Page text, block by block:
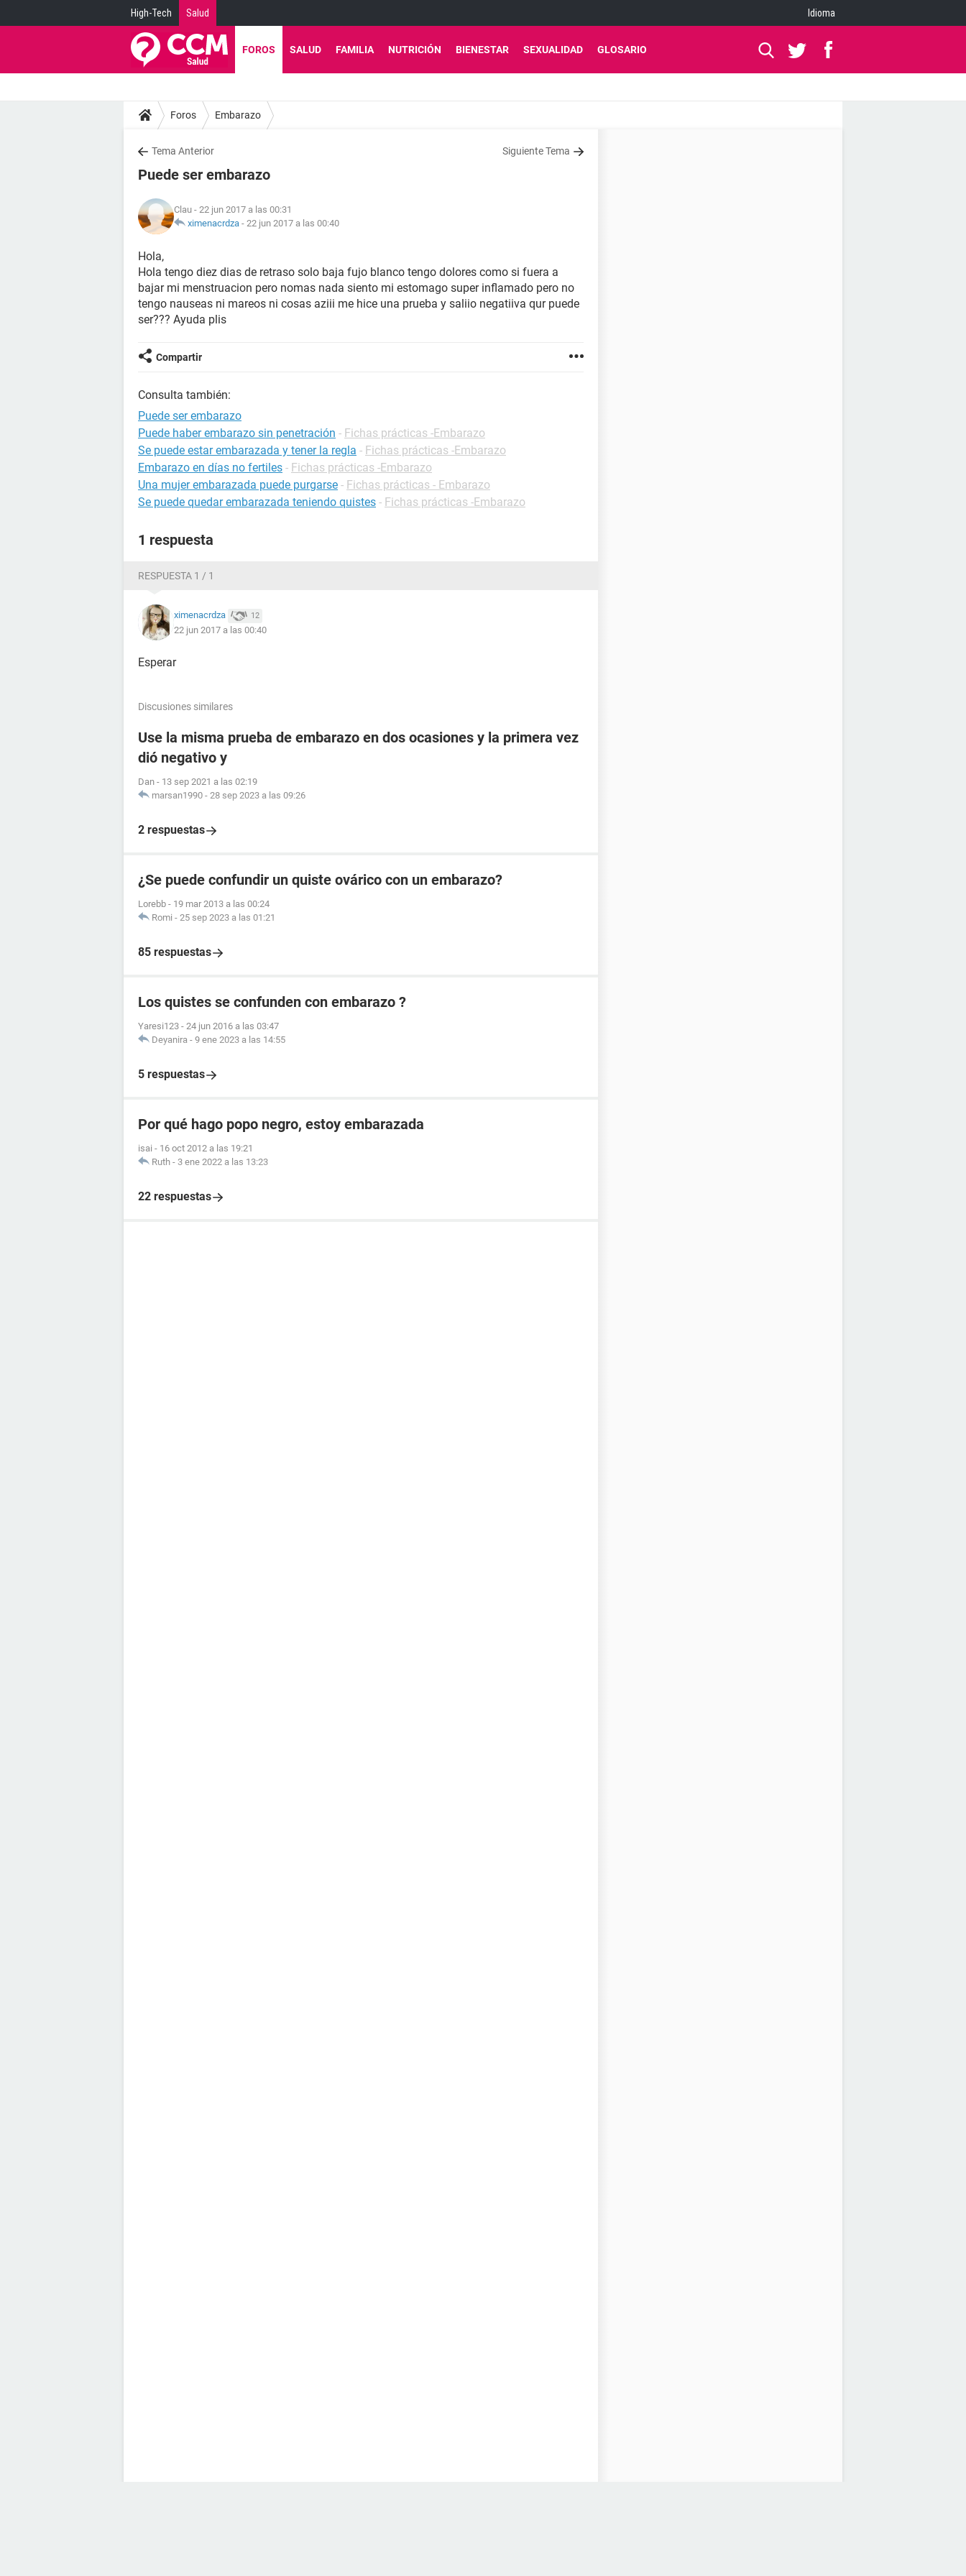
High-Tech Salud Idioma
FOROS SALUD FAMILIA NUTRICIÓN BIENESTAR SEXUALIDAD GLOSARIO
Foros Embarazo
Tema Anterior Siguiente Tema
Puede ser embarazo
Clau - 22 jun 2017 a las 00:31
ximenacrdza - 22 jun 2017 a las 00:40
Hola,
Hola tengo diez dias de retraso solo baja fujo blanco tengo dolores como si fuera a
bajar mi menstruacion pero nomas nada siento mi estomago super inflamado pero no
tengo nauseas ni mareos ni cosas aziii me hice una prueba y saliio negatiiva qur puede
ser??? Ayuda plis
Compartir
Consulta también:
Puede ser embarazo
Puede haber embarazo sin penetración - Fichas prácticas -Embarazo
Se puede estar embarazada y tener la regla - Fichas prácticas -Embarazo
Embarazo en días no fertiles - Fichas prácticas -Embarazo
Una mujer embarazada puede purgarse - Fichas prácticas - Embarazo
Se puede quedar embarazada teniendo quistes - Fichas prácticas -Embarazo
1 respuesta
RESPUESTA 1 / 1
ximenacrdza 12
22 jun 2017 a las 00:40
Esperar
Discusiones similares
Use la misma prueba de embarazo en dos ocasiones y la primera vez
dió negativo y
Dan - 13 sep 2021 a las 02:19
marsan1990 - 28 sep 2023 a las 09:26
2 respuestas
¿Se puede confundir un quiste ovárico con un embarazo?
Lorebb - 19 mar 2013 a las 00:24
Romi - 25 sep 2023 a las 01:21
85 respuestas
Los quistes se confunden con embarazo ?
Yaresi123 - 24 jun 2016 a las 03:47
Deyanira - 9 ene 2023 a las 14:55
5 respuestas
Por qué hago popo negro, estoy embarazada
isai - 16 oct 2012 a las 19:21
Ruth - 3 ene 2022 a las 13:23
22 respuestas